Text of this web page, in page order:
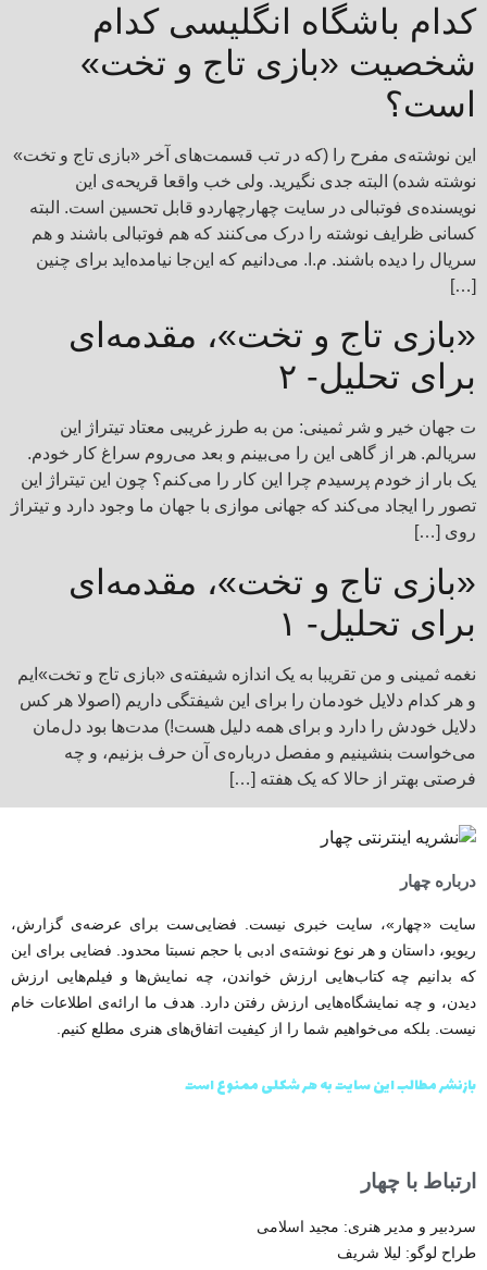
کدام باشگاه انگلیسی کدام
شخصیت «بازی تاج و تخت»
است؟
این نوشته‌ی مفرح را (که در تب قسمت‌های آخر «بازی تاج و تخت»
نوشته شده) البته جدی نگیرید. ولی خب واقعا قریحه‌ی این
نویسنده‌ی فوتبالی در سایت چهارچهاردو قابل تحسین است. البته
کسانی ظرایف نوشته را درک می‌کنند که هم فوتبالی باشند و هم
سریال را دیده باشند. م.ا. می‌دانیم که این‌جا نیامده‌اید برای چنین
[…]
«بازی تاج و تخت»، مقدمه‌ای
برای تحلیل- ۲
ت جهان خیر و شر ثمینی: من به طرز غریبی معتاد تیتراژ این
سریالم. هر از گاهی این را می‌بینم و بعد می‌روم سراغ کار خودم.
یک بار از خودم پرسیدم چرا این کار را می‌کنم؟ چون این تیتراژ این
تصور را ایجاد می‌کند که جهانی موازی با جهان ما وجود دارد و تیتراژ
روی […]
«بازی تاج و تخت»، مقدمه‌ای
برای تحلیل- ۱
نغمه ثمینی و من تقریبا به یک اندازه شیفته‌ی «بازی تاج و تخت»ایم
و هر کدام دلایل خودمان را برای این شیفتگی داریم (اصولا هر کس
دلایل خودش را دارد و برای همه دلیل هست!) مدت‌ها بود دل‌مان
می‌خواست بنشینیم و مفصل درباره‌ی آن حرف بزنیم، و چه
فرصتی بهتر از حالا که یک هفته […]
درباره چهار
سایت «چهار»، سایت خبری نیست. فضایی‌ست برای عرضه‌ی گزارش‌،
ریویو، داستان و هر نوع نوشته‌ی ادبی با حجم نسبتا محدود. فضایی برای این
که بدانیم چه کتاب‌هایی ارزش خواندن، چه نمایش‌ها و فیلم‌هایی ارزش
دیدن، و چه نمایشگاه‌هایی ارزش رفتن دارد. هدف ما ارائه‌ی اطلاعات خام
نیست. بلکه می‌خواهیم شما را از کیفیت اتفاق‌های هنری مطلع کنیم.
بازنشر مطالب این سایت به هر شکلی ممنوع است
ارتباط با چهار
سردبیر و مدیر هنری: مجید اسلامی
طراح لوگو: لیلا شریف